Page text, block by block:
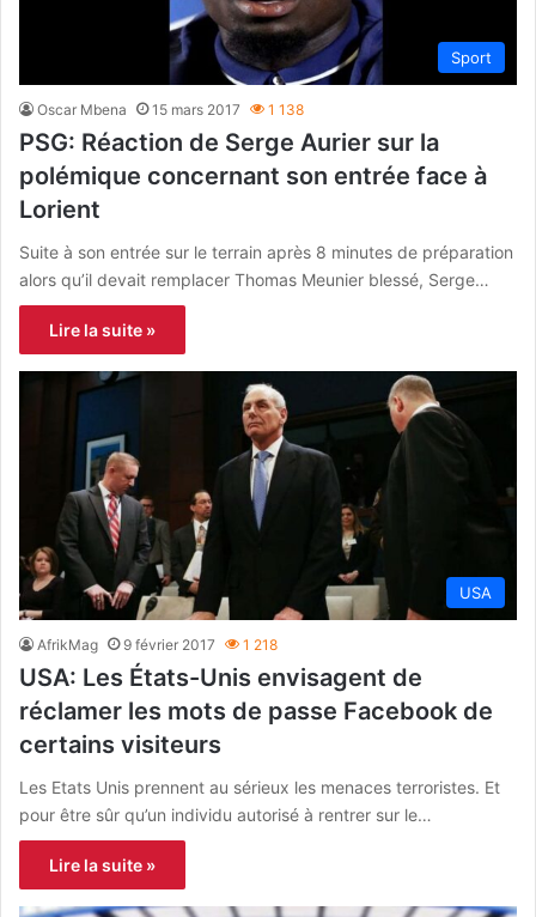
Sport
Oscar Mbena 15 mars 2017 1 138
PSG: Réaction de Serge Aurier sur la
polémique concernant son entrée face à
Lorient
Suite à son entrée sur le terrain après 8 minutes de préparation
alors qu’il devait remplacer Thomas Meunier blessé, Serge…
Lire la suite »
USA
AfrikMag 9 février 2017 1 218
USA: Les États-Unis envisagent de
réclamer les mots de passe Facebook de
certains visiteurs
Les Etats Unis prennent au sérieux les menaces terroristes. Et
pour être sûr qu’un individu autorisé à rentrer sur le…
Lire la suite »